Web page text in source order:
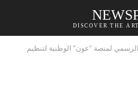
DISCOVER THE
لمنصة “عون” الوطنية لتنظيم